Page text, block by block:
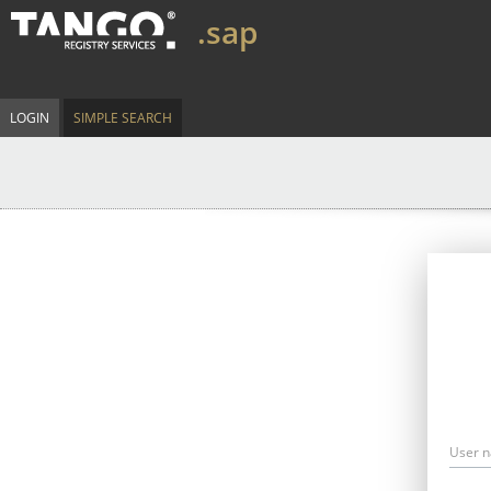
.sap
LOGIN SIMPLE SEARCH
User